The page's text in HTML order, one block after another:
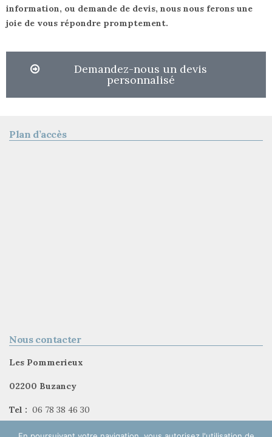
information, ou demande de devis, nous nous ferons une
joie de vous répondre promptement.
Demandez-nous un devis
personnalisé
Plan d’accès
Nous contacter
Les Pommerieux
02200 Buzancy
Tel : 06 78 38 46 30